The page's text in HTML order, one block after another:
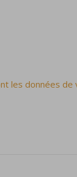
les données